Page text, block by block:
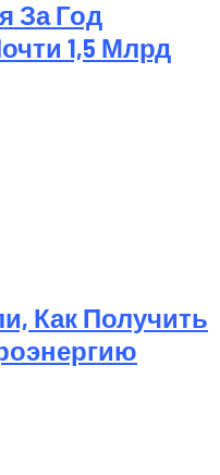
За Год
1,5 Млрд
Как Получить